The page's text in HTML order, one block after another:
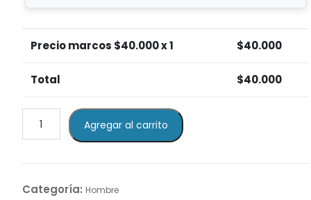
Precio marcos $40.000x 1 $40.000
Total $40.000
Style
Agregar al carrito
Categoría: Hombre